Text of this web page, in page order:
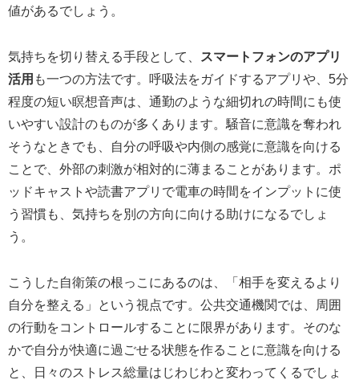
値があるでしょう。
気持ちを切り替える手段として、
スマートフォンのアプリ
活用 も一つの方法です。呼吸法をガイドするアプリや、5分
程度の短い瞑想音声は、通勤のような細切れの時間にも使
いやすい設計のものが多くあります。騒音に意識を奪われ
そうなときでも、自分の呼吸や内側の感覚に意識を向ける
ことで、外部の刺激が相対的に薄まることがあります。ポ
ッドキャストや読書アプリで電車の時間をインプットに使
う習慣も、気持ちを別の方向に向ける助けになるでしょ
う。
こうした自衛策の根っこにあるのは、「相手を変えるより
自分を整える」という視点です。公共交通機関では、周囲
の行動をコントロールすることに限界があります。そのな
かで自分が快適に過ごせる状態を作ることに意識を向ける
と、日々のストレス総量はじわじわと変わってくるでしょ